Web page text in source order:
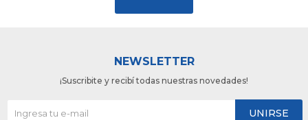
NEWSLETTER
¡Suscribite y recibí todas nuestras novedades!
UNIRSE